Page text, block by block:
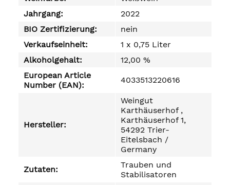
Jahrgang:
2022
BIO Zertifizierung:
nein
Verkaufseinheit:
1 x 0,75 Liter
Alkoholgehalt:
12,00 %
European Article
Number (EAN):
4033513220616
Hersteller:
Weingut
Karthäuserhof ,
Karthäuserhof 1,
54292 Trier-
Eitelsbach /
Germany
Zutaten:
Trauben und
Stabilisatoren